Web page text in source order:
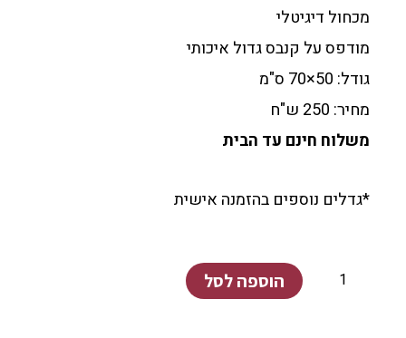
מכחול דיגיטלי
מודפס על קנבס גדול איכותי
גודל: 50×70 ס"מ
מחיר: 250 ש"ח
משלוח חינם עד הבית
*גדלים נוספים בהזמנה אישית
כמות
הוספה לסל